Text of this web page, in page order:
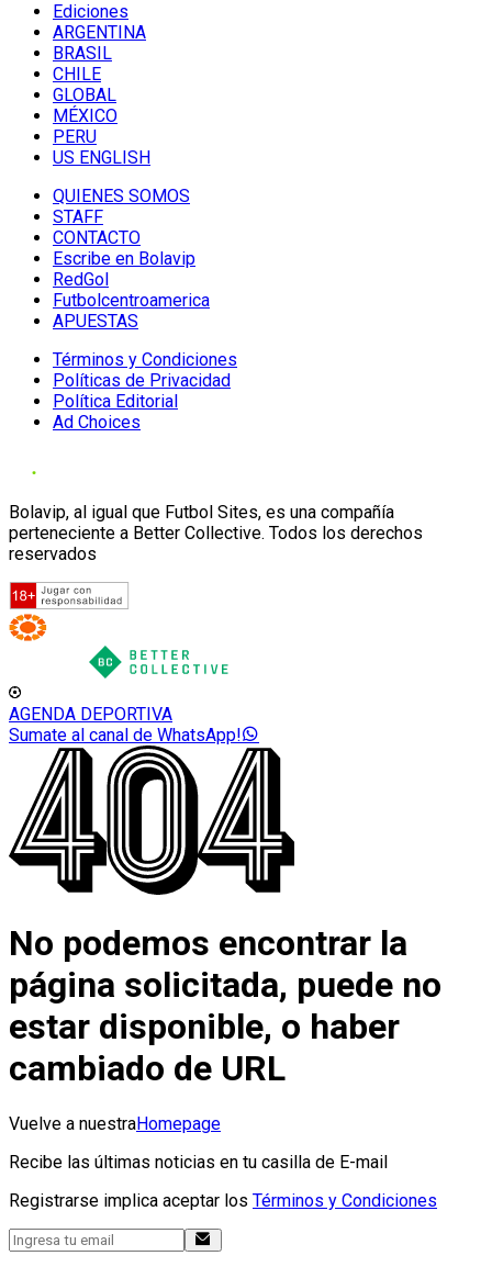
Ediciones
ARGENTINA
BRASIL
CHILE
GLOBAL
MÉXICO
PERU
US ENGLISH
QUIENES SOMOS
STAFF
CONTACTO
Escribe en Bolavip
RedGol
Futbolcentroamerica
APUESTAS
Términos y Condiciones
Políticas de Privacidad
Política Editorial
Ad Choices
Bolavip, al igual que Futbol Sites, es una compañía
perteneciente a Better Collective. Todos los derechos
reservados
AGENDA DEPORTIVA
Sumate al canal de WhatsApp!
No podemos encontrar la
página solicitada, puede no
estar disponible, o haber
cambiado de URL
Vuelve a nuestraHomepage
Recibe las últimas noticias en tu casilla de E-mail
Registrarse implica aceptar los Términos y Condiciones